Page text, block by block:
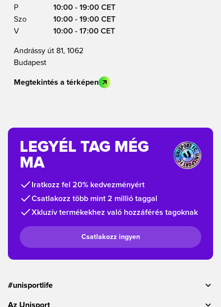
P
10:00 - 19:00 CET
Szo
10:00 - 19:00 CET
V
10:00 - 17:00 CET
Andrássy út 81, 1062
Budapest
Megtekintés a térképen
LEGYÉL TAG MÉG
MA
Iratkozz fel 20% kedvezményért
Csatlakozz több mint 2 millió taggal
Xkluzív termékekhez való hozzáférés tagoknak
Csatlakozz ingyen
#unisportlife
Az Unisport